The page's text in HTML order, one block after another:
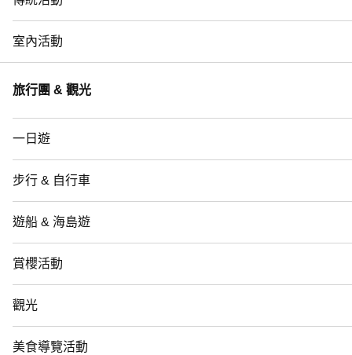
室內活動
旅行團 & 觀光
一日遊
步行 & 自行車
遊船 & 海島遊
賞櫻活動
觀光
美食導覽活動